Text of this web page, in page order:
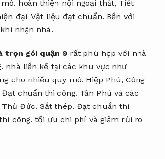
hoàn thiện nội ngoại thất, Tiết
đại.Vật liệu đạt chuẩn. Bền với
nhận nhà.
trọn gói quận 9rất phù hợp với nhà
nhà liền kề tại các khu vực như
cho nhiều quy mô. Hiệp Phú, Công
Đạt chuẩn thi công. Tân Phú và các
Thủ Đức. Sắt thép. Đạt chuẩn thi
công. tối ưu chi phí và giảm rủi ro